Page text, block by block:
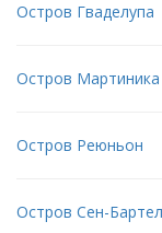
Остров Гваделупа
Остров Мартиника
Остров Реюньон
Остров Сен-